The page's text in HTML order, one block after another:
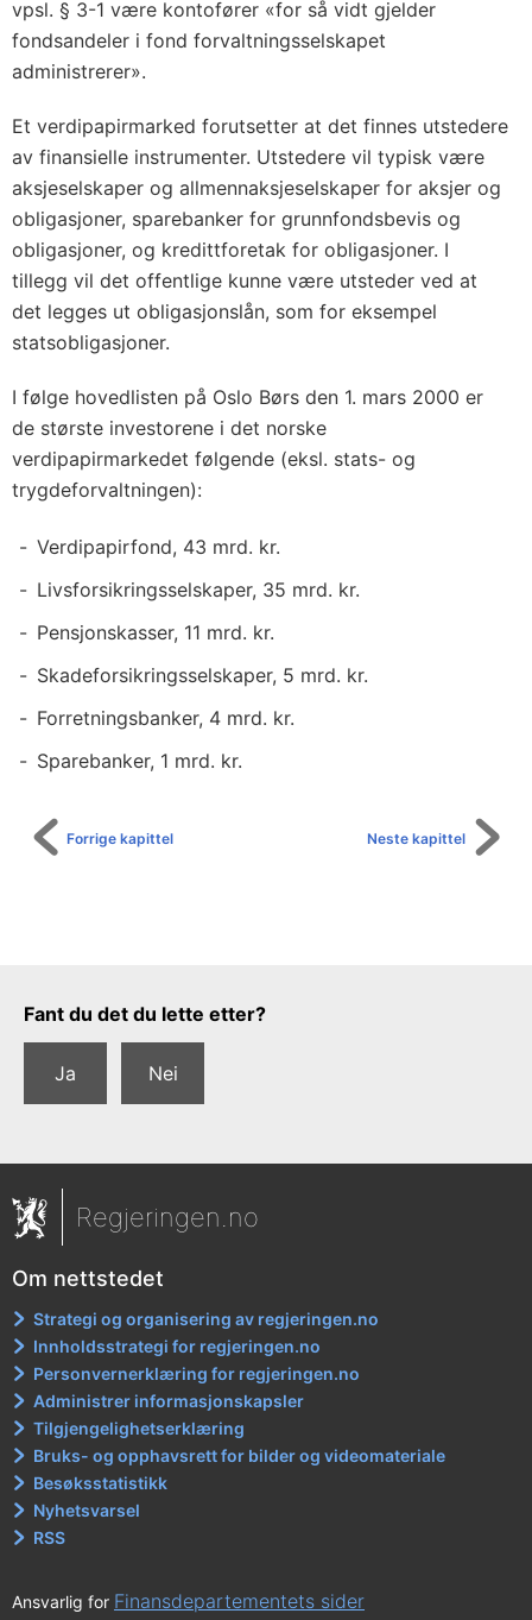
vpsl. § 3-1 være kontofører «for så vidt gjelder
fondsandeler i fond forvaltningsselskapet
administrerer».
Et verdipapirmarked forutsetter at det finnes utstedere
av finansielle instrumenter. Utstedere vil typisk være
aksjeselskaper og allmennaksjeselskaper for aksjer og
obligasjoner, sparebanker for grunnfondsbevis og
obligasjoner, og kredittforetak for obligasjoner. I
tillegg vil det offentlige kunne være utsteder ved at
det legges ut obligasjonslån, som for eksempel
statsobligasjoner.
I følge hovedlisten på Oslo Børs den 1. mars 2000 er
de største investorene i det norske
verdipapirmarkedet følgende (eksl. stats- og
trygdeforvaltningen):
Verdipapirfond, 43 mrd. kr.
Livsforsikringsselskaper, 35 mrd. kr.
Pensjonskasser, 11 mrd. kr.
Skadeforsikringsselskaper, 5 mrd. kr.
Forretningsbanker, 4 mrd. kr.
Sparebanker, 1 mrd. kr.
Neste kapittel
Forrige kapittel
Tilbakemeldingsskjema
Fant du det du lette etter?
Ja Nei
Regjeringen.no
Om nettstedet
Strategi og organisering av regjeringen.no
Innholdsstrategi for regjeringen.no
Personvernerklæring for regjeringen.no
Administrer informasjonskapsler
Tilgjengelighetserklæring
Bruks- og opphavsrett for bilder og videomateriale
Besøksstatistikk
Nyhetsvarsel
RSS
Ansvarlig for Finansdepartementets sider